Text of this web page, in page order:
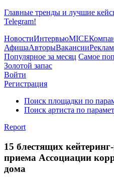
Главные тренды и лучшие
Telegram!
НовостиИнтервьюMICE
АфишаАвторыВакансии
Популярное за месяц Самое
Золотой запас
Войти
Регистрация
Поиск площадки по
Поиск артиста по
Report
15 блестящих
приема Ассоциации
дома